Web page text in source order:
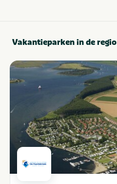
Vakantieparken in de regio